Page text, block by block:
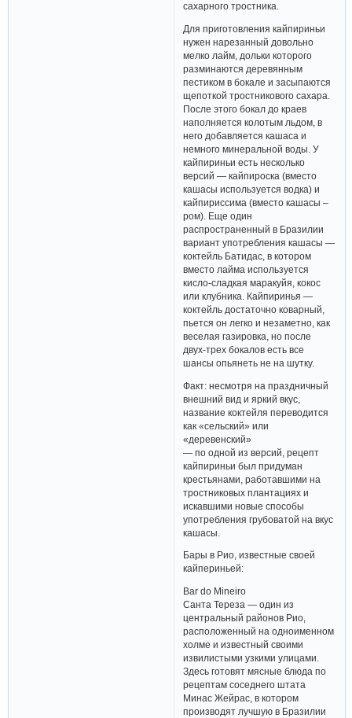
сахарного тростника.
Для приготовления кайпириньи
нужен нарезанный довольно
мелко лайм, дольки которого
разминаются деревянным
пестиком в бокале и засыпаются
щепоткой тростникового сахара.
После этого бокал до краев
наполняется колотым льдом, в
него добавляется кашаса и
немного минеральной воды. У
кайпириньи есть несколько
версий — кайпироска (вместо
кашасы используется водка) и
кайпириссима (вместо кашасы –
ром). Еще один
распространенный в Бразилии
вариант употребления кашасы —
коктейль Батидас, в котором
вместо лайма используется
кисло-сладкая маракуйя, кокос
или клубника. Кайпиринья —
коктейль достаточно коварный,
пьется он легко и незаметно, как
веселая газировка, но после
двух-трех бокалов есть все
шансы опьянеть не на шутку.
Факт: несмотря на праздничный
внешний вид и яркий вкус,
название коктейля переводится
как «сельский» или
«деревенский»
— по одной из версий, рецепт
кайпириньи был придуман
крестьянами, работавшими на
тростниковых плантациях и
искавшими новые способы
употребления грубоватой на вкус
кашасы.
Бары в Рио, известные своей
кайпериньей:
Bar do Mineiro
Санта Тереза — один из
центральный районов Рио,
расположенный на одноименном
холме и известный своими
извилистыми узкими улицами.
Здесь готовят мясные блюда по
рецептам соседнего штата
Минас Жейрас, в котором
производят лучшую в Бразилии